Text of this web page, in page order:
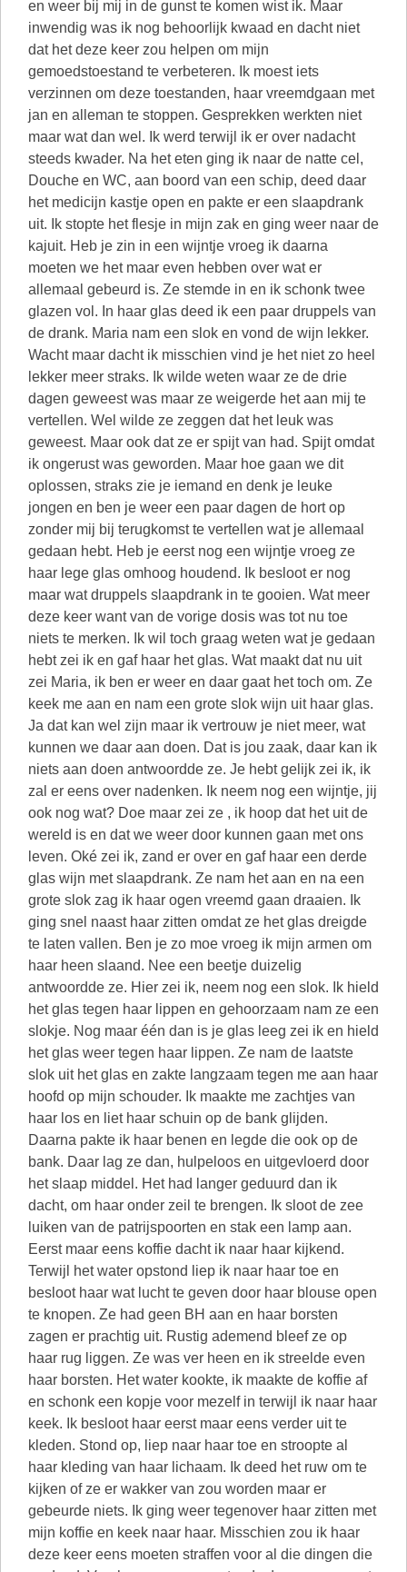
en weer bij mij in de gunst te komen wist ik. Maar
inwendig was ik nog behoorlijk kwaad en dacht niet
dat het deze keer zou helpen om mijn
gemoedstoestand te verbeteren. Ik moest iets
verzinnen om deze toestanden, haar vreemdgaan met
jan en alleman te stoppen. Gesprekken werkten niet
maar wat dan wel. Ik werd terwijl ik er over nadacht
steeds kwader. Na het eten ging ik naar de natte cel,
Douche en WC, aan boord van een schip, deed daar
het medicijn kastje open en pakte er een slaapdrank
uit. Ik stopte het flesje in mijn zak en ging weer naar de
kajuit. Heb je zin in een wijntje vroeg ik daarna
moeten we het maar even hebben over wat er
allemaal gebeurd is. Ze stemde in en ik schonk twee
glazen vol. In haar glas deed ik een paar druppels van
de drank. Maria nam een slok en vond de wijn lekker.
Wacht maar dacht ik misschien vind je het niet zo heel
lekker meer straks. Ik wilde weten waar ze de drie
dagen geweest was maar ze weigerde het aan mij te
vertellen. Wel wilde ze zeggen dat het leuk was
geweest. Maar ook dat ze er spijt van had. Spijt omdat
ik ongerust was geworden. Maar hoe gaan we dit
oplossen, straks zie je iemand en denk je leuke
jongen en ben je weer een paar dagen de hort op
zonder mij bij terugkomst te vertellen wat je allemaal
gedaan hebt. Heb je eerst nog een wijntje vroeg ze
haar lege glas omhoog houdend. Ik besloot er nog
maar wat druppels slaapdrank in te gooien. Wat meer
deze keer want van de vorige dosis was tot nu toe
niets te merken. Ik wil toch graag weten wat je gedaan
hebt zei ik en gaf haar het glas. Wat maakt dat nu uit
zei Maria, ik ben er weer en daar gaat het toch om. Ze
keek me aan en nam een grote slok wijn uit haar glas.
Ja dat kan wel zijn maar ik vertrouw je niet meer, wat
kunnen we daar aan doen. Dat is jou zaak, daar kan ik
niets aan doen antwoordde ze. Je hebt gelijk zei ik, ik
zal er eens over nadenken. Ik neem nog een wijntje, jij
ook nog wat? Doe maar zei ze , ik hoop dat het uit de
wereld is en dat we weer door kunnen gaan met ons
leven. Oké zei ik, zand er over en gaf haar een derde
glas wijn met slaapdrank. Ze nam het aan en na een
grote slok zag ik haar ogen vreemd gaan draaien. Ik
ging snel naast haar zitten omdat ze het glas dreigde
te laten vallen. Ben je zo moe vroeg ik mijn armen om
haar heen slaand. Nee een beetje duizelig
antwoordde ze. Hier zei ik, neem nog een slok. Ik hield
het glas tegen haar lippen en gehoorzaam nam ze een
slokje. Nog maar één dan is je glas leeg zei ik en hield
het glas weer tegen haar lippen. Ze nam de laatste
slok uit het glas en zakte langzaam tegen me aan haar
hoofd op mijn schouder. Ik maakte me zachtjes van
haar los en liet haar schuin op de bank glijden.
Daarna pakte ik haar benen en legde die ook op de
bank. Daar lag ze dan, hulpeloos en uitgevloerd door
het slaap middel. Het had langer geduurd dan ik
dacht, om haar onder zeil te brengen. Ik sloot de zee
luiken van de patrijspoorten en stak een lamp aan.
Eerst maar eens koffie dacht ik naar haar kijkend.
Terwijl het water opstond liep ik naar haar toe en
besloot haar wat lucht te geven door haar blouse open
te knopen. Ze had geen BH aan en haar borsten
zagen er prachtig uit. Rustig ademend bleef ze op
haar rug liggen. Ze was ver heen en ik streelde even
haar borsten. Het water kookte, ik maakte de koffie af
en schonk een kopje voor mezelf in terwijl ik naar haar
keek. Ik besloot haar eerst maar eens verder uit te
kleden. Stond op, liep naar haar toe en stroopte al
haar kleding van haar lichaam. Ik deed het ruw om te
kijken of ze er wakker van zou worden maar er
gebeurde niets. Ik ging weer tegenover haar zitten met
mijn koffie en keek naar haar. Misschien zou ik haar
deze keer eens moeten straffen voor al die dingen die